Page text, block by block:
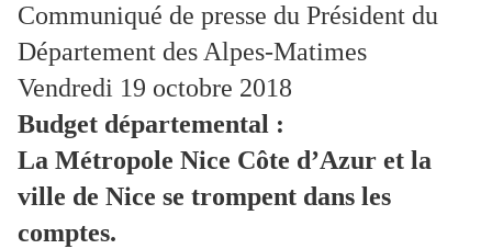
Communiqué de presse du Président du
Département des Alpes-Matimes
Vendredi 19 octobre 2018
Budget départemental :
La Métropole Nice Côte d’Azur et la
ville de Nice se trompent dans les
comptes.